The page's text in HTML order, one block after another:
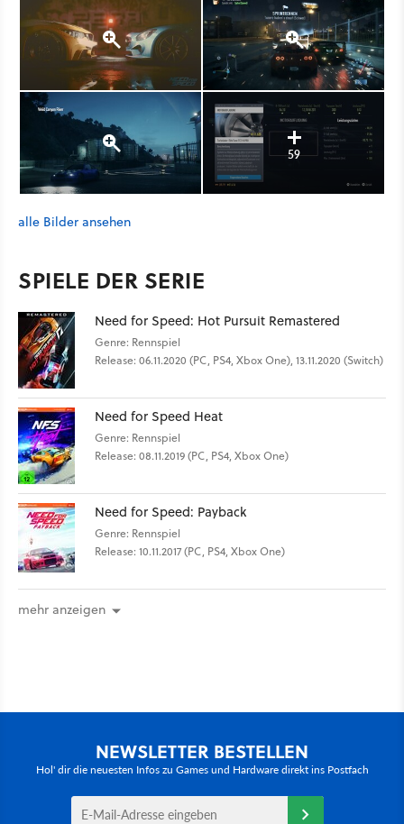
59
alle Bilder ansehen
SPIELE DER SERIE
Need for Speed: Hot Pursuit Remastered
Genre: Rennspiel
Release: 06.11.2020 (PC, PS4, Xbox One), 13.11.2020 (Switch)
Need for Speed Heat
Genre: Rennspiel
Release: 08.11.2019 (PC, PS4, Xbox One)
Need for Speed: Payback
Genre: Rennspiel
Release: 10.11.2017 (PC, PS4, Xbox One)
mehr anzeigen
NEWSLETTER BESTELLEN
Hol' dir die neuesten Infos zu Games und Hardware direkt ins Postfach